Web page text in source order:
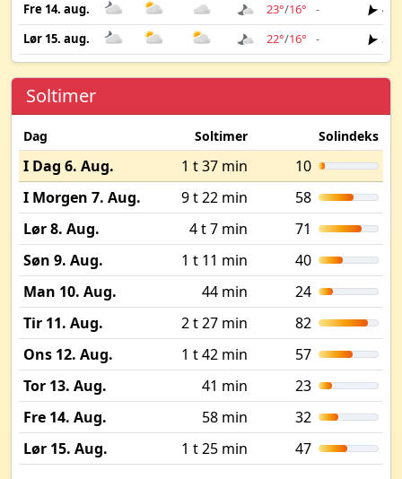
Fre 14. aug.
23°/16° -
4
Lør 15. aug.
22°/16° - 3
Soltimer
Dag Soltimer Solindeks
I Dag 6. Aug. 1 t 37 min
10
I Morgen 7. Aug.
9 t 22 min
58
Lør 8. Aug.
4 t 7 min
71
Søn 9. Aug.
1 t 11 min
40
Man 10. Aug.
44 min
24
Tir 11. Aug.
2 t 27 min
82
Ons 12. Aug.
1 t 42 min
57
Tor 13. Aug.
41 min
23
Fre 14. Aug.
58 min
32
Lør 15. Aug.
1 t 25 min 47